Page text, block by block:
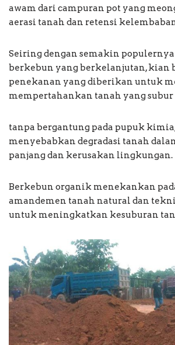
awam dari campuran pot yang
aerasi tanah dan retensi
Seiring dengan semakin
berkebun yang berkelanjutan, kian
penekanan yang diberikan untuk
mempertahankan tanah yang subur
tanpa bergantung pada pupuk
menyebabkan degradasi tanah
panjang dan kerusakan lingkungan.
Berkebun organik menekankan
amandemen tanah natural dan
untuk meningkatkan kesuburan